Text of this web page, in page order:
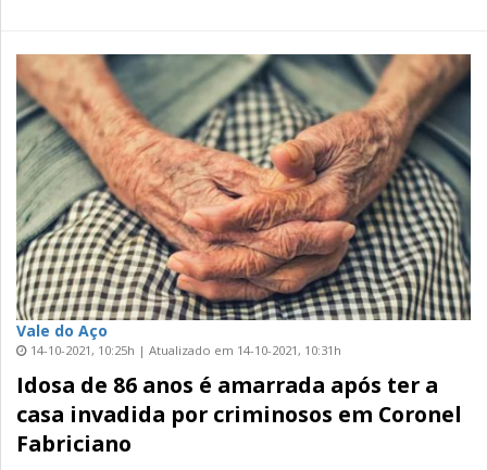
Vale do Aço
14-10-2021, 10:25h | Atualizado em 14-10-2021, 10:31h
Idosa de 86 anos é amarrada após ter a
casa invadida por criminosos em Coronel
Fabriciano